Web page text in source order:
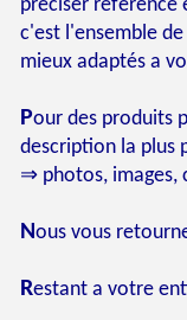
préciser référence
c'est l'ensemble
mieux adaptés a
Pour des produits
description la plus
⇒ photos, images,
Nous vous
Restant a votre